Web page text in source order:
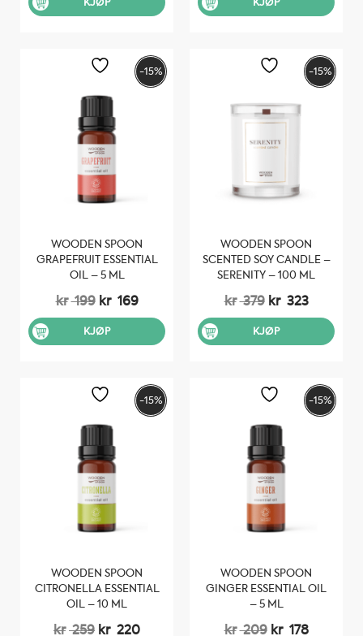
kr 229. kr 195.
KJØP kr 379. kr 323.
KJØP
-15%
WOODEN SPOON
GRAPEFRUIT ESSENTIAL
OIL – 5 ML
kr199 Opprinnelig
pris
var:
kr 199.
kr 169Nåværende
pris
kr 169.
KJØP
-15%
WOODEN SPOON
SCENTED SOY CANDLE –
SERENITY – 100 ML
kr379 Opprinnelig
pris
var:
kr 379.
kr 323
pris
kr 323.
KJØP
-15%
WOODEN SPOON
CITRONELLA ESSENTIAL
OIL – 10 ML
kr259 Opprinnelig
kr 220Nåværende
-15%
WOODEN SPOON
GINGER ESSENTIAL OIL
– 5 ML
kr209 Opprinnelig
kr 178